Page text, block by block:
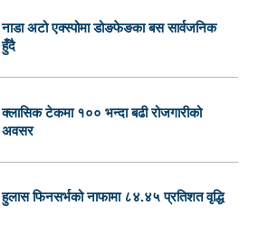
नाडा अटो एक्स्पोमा डोङफेङका बस सार्वजनिक
हुँदै
क्लासिक टेकमा १०० भन्दा बढी रोजगारीको
अवसर
हुलास फिनसर्भको नाफामा ८४.४५ प्रतिशत वृद्धि